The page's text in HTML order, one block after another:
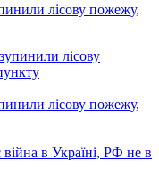
лісову пожежу,
лісову пожежу,